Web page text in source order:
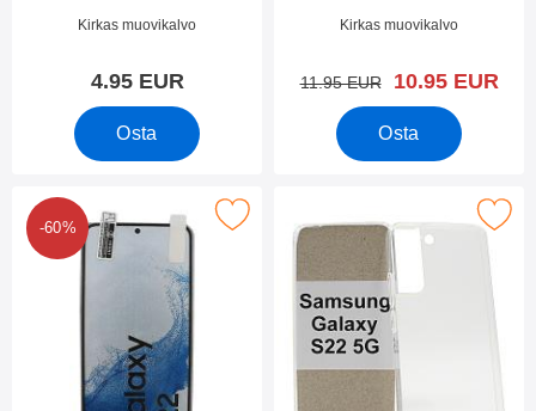
Tuote.nro 43068
Kirkas muovikalvo
4.95 EUR
Osta
Tuote.nro 43333
Kirkas muovikalvo
vanha hinta
11.95 EUR uusi hinta
10.95 EUR
Osta
-60%
näytönsuojakalvopakett Samsung Galaxy S22 5G
Merkitse tPU muovikotelo